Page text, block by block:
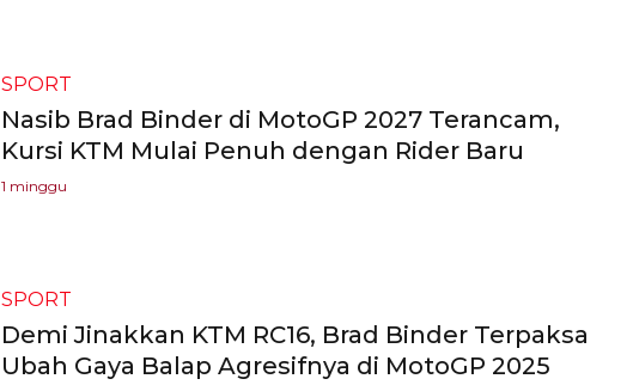
SPORT
Nasib Brad Binder di MotoGP 2027 Terancam,
Kursi KTM Mulai Penuh dengan Rider Baru
1 minggu
SPORT
Demi Jinakkan KTM RC16, Brad Binder Terpaksa
Ubah Gaya Balap Agresifnya di MotoGP 2025